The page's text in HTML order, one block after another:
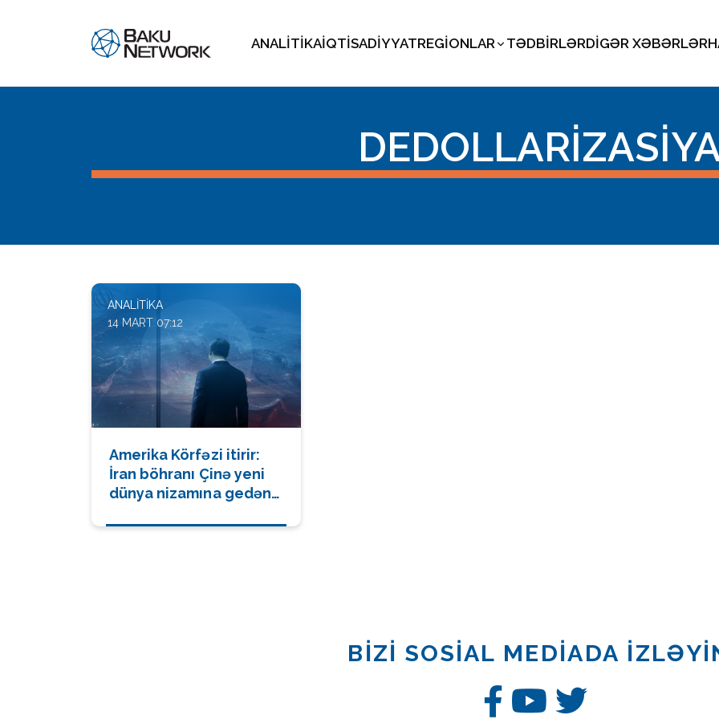
ANALITIKAİQTISADIYYATREGIONLAR TƏDBIRLƏRDIGƏR XƏBƏRLƏR
ANALITIKA
14 MART 07:12
Amerika Körfəzi itirir:
İran böhranı Çinə yeni
dünya nizamına gedən
BİZİ SOSİAL MEDİADA